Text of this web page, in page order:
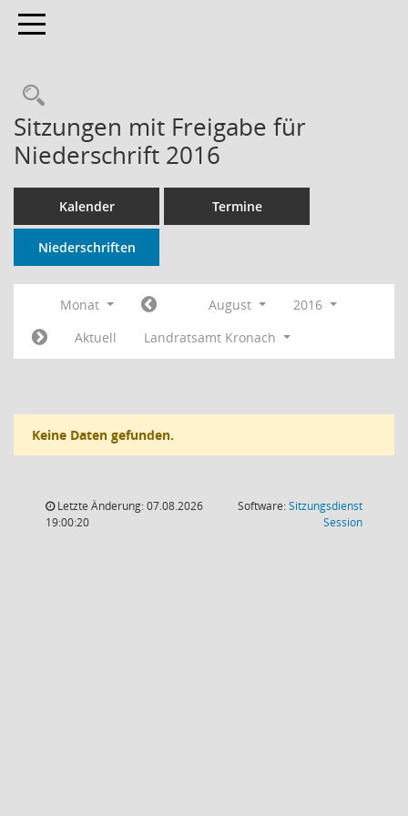
Toggle navigation
Rechercheauswahl
Sitzungen mit Freigabe für
Niederschrift 2016
Kalender Termine
Niederschriften
Monat August
2016
Aktuell
Landratsamt Kronach
Keine Daten gefunden.
Letzte Änderung: 07.08.2026
19:00:20
Software:Sitzungsdienst
Session(Wird in